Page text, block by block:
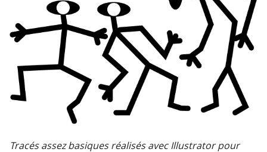
Tracés assez basiques réalisés avec Illustrator pour